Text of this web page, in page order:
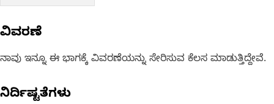
ವಿವರಣೆ
ನಾವು ಇನ್ನೂ ಈ ಭಾಗಕ್ಕೆ ವಿವರಣೆಯನ್ನು ಸೇರಿಸುವ ಕೆಲಸ ಮಾಡುತ್ತಿದ್ದೇವೆ.
ನಿರ್ದಿಷ್ಟತೆಗಳು